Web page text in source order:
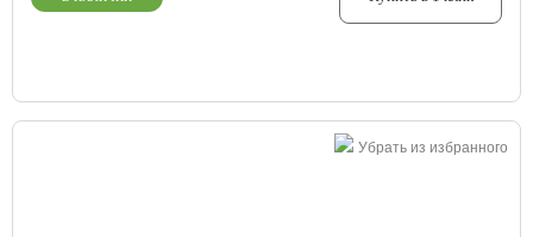
Убрать из избранного